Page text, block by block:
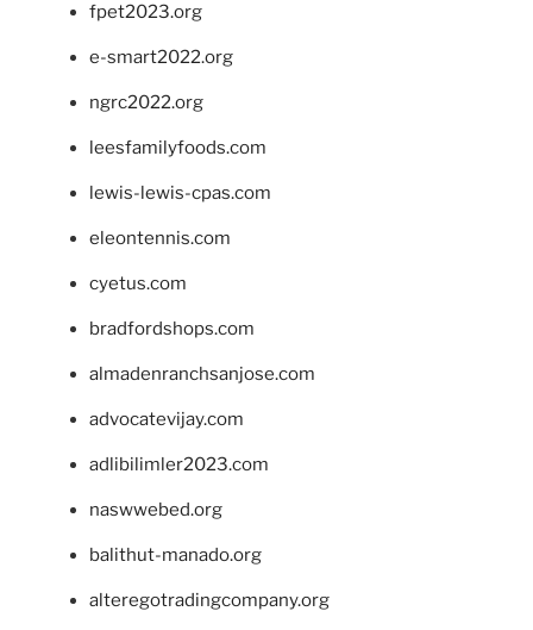
fpet2023.org
e-smart2022.org
ngrc2022.org
leesfamilyfoods.com
lewis-lewis-cpas.com
eleontennis.com
cyetus.com
bradfordshops.com
almadenranchsanjose.com
advocatevijay.com
adlibilimler2023.com
naswwebed.org
balithut-manado.org
alteregotradingcompany.org